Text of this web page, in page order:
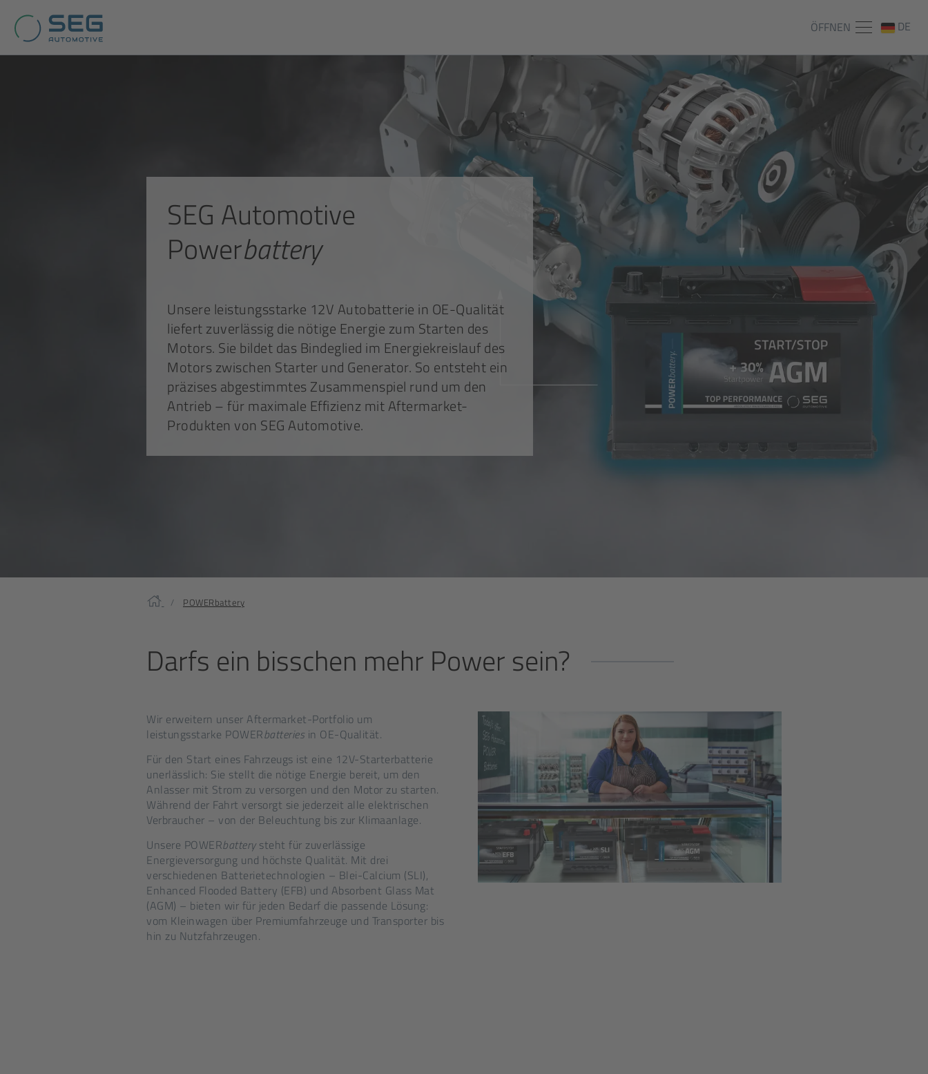
ÖFFNEN DE
SEG Automotive
Powerbattery
Unsere leistungsstarke 12V Autobatterie in OE-Qualität
liefert zuverlässig die nötige Energie zum Starten des
Motors. Sie bildet das Bindeglied im Energiekreislauf des
Motors zwischen Starter und Generator. So entsteht ein
präzises abgestimmtes Zusammenspiel rund um den
Antrieb – für maximale Effizienz mit Aftermarket-
Produkten von SEG Automotive.
Home POWERbattery
Darfs ein bisschen mehr Power sein?
Wir erweitern unser Aftermarket-Portfolio um
leistungsstarke POWERbatteries in OE-Qualität.
Für den Start eines Fahrzeugs ist eine 12V-Starterbatterie
unerlässlich: Sie stellt die nötige Energie bereit, um den
Anlasser mit Strom zu versorgen und den Motor zu starten.
Während der Fahrt versorgt sie jederzeit alle elektrischen
Verbraucher – von der Beleuchtung bis zur Klimaanlage.
Unsere POWERbatterysteht für zuverlässige
Energieversorgung und höchste Qualität. Mit drei
verschiedenen Batterietechnologien – Blei-Calcium (SLI),
Enhanced Flooded Battery (EFB) und Absorbent Glass Mat
(AGM) – bieten wir für jeden Bedarf die passende Lösung:
vom Kleinwagen über Premiumfahrzeuge und Transporter bis
hin zu Nutzfahrzeugen.